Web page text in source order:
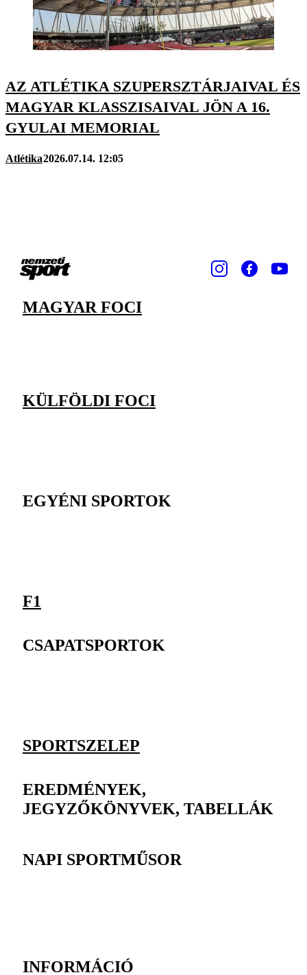
AZ ATLÉTIKA SZUPERSZTÁRJAIVAL ÉS
MAGYAR KLASSZISAIVAL JÖN A 16.
GYULAI MEMORIAL
Atlétika2026.07.14. 12:05
MAGYAR FOCI
KÜLFÖLDI FOCI
EGYÉNI SPORTOK
F1
CSAPATSPORTOK
SPORTSZELEP
EREDMÉNYEK,
JEGYZŐKÖNYVEK, TABELLÁK
NAPI SPORTMŰSOR
INFORMÁCIÓ